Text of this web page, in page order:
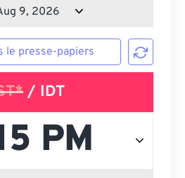
le presse-papiers
/ IDT